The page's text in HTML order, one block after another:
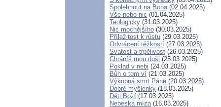
Spolehnout na Boha(02.04.2025)
Vše nebo nic (01.04.2025)
Teologicky (31.03.2025)
Nic mocnějšího (30.03.2025)
Příležitost k růstu (29.03.2025)
Odvrácení těžkostí (27.03.2025)
Svatost a trpělivost (26.03.2025)
Chráníš mou duši (25.03.2025)
Poklad v nebi (24.03.2025)
Bůh o tom ví (21.03.2025)
Výkupná smrt Páně (20.03.2025)
Dobré myšlenky (18.03.2025)
Děti Boží (17.03.2025)
Nebeská míza(16.03.2025)